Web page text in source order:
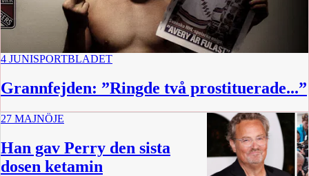
4 JUNISPORTBLADET
Grannfejden: ”Ringde två prostituerade...”
27 MAJNÖJE
Han gav Perry den sista
dosen ketamin